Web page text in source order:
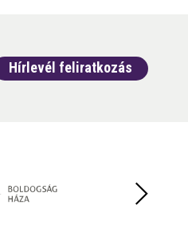
Hírlevél feliratkozás